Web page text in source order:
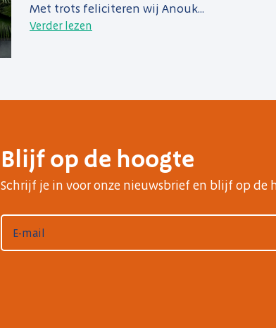
Met trots feliciteren wij Anouk...
Verder lezen
Blijf op de hoogte
Schrijf je in voor onze nieuwsbrief en blijf op de